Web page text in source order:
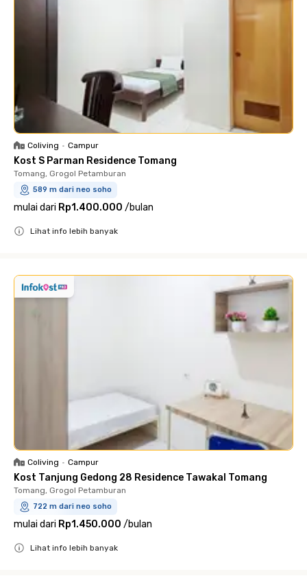
Coliving • Campur
Kost S Parman Residence Tomang
Tomang, Grogol Petamburan
589 m dari neo soho
mulai dari Rp1.400.000 /bulan
Lihat info lebih banyak
Coliving • Campur
Kost Tanjung Gedong 28 Residence Tawakal Tomang
Tomang, Grogol Petamburan
722 m dari neo soho
mulai dari Rp1.450.000 /bulan
Lihat info lebih banyak